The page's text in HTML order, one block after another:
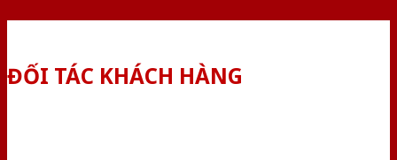
ĐỐI TÁC KHÁCH HÀNG